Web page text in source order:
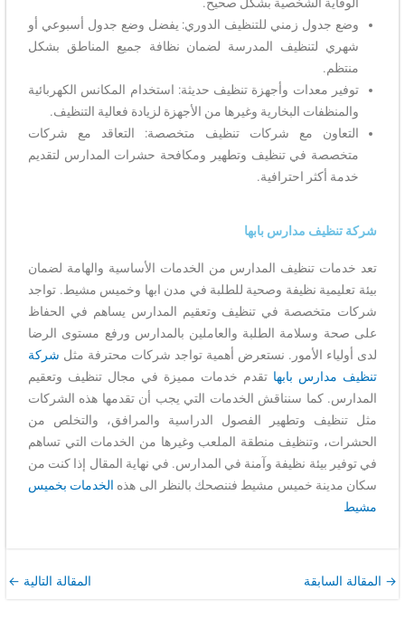
وضع جدول زمني للتنظيف الدوري: يفضل وضع جدول أسبوعي أو
شهري لتنظيف المدرسة لضمان نظافة جميع المناطق بشكل
منتظم.
توفير معدات وأجهزة تنظيف حديثة: استخدام المكانس الكهربائية
والمنظفات البخارية وغيرها من الأجهزة لزيادة فعالية التنظيف.
التعاون مع شركات تنظيف متخصصة: التعاقد مع شركات
متخصصة في تنظيف وتطهير ومكافحة حشرات المدارس لتقديم
خدمة أكثر احترافية.
شركة تنظيف مدارس بابها
تعد خدمات تنظيف المدارس من الخدمات الأساسية والهامة لضمان
بيئة تعليمية نظيفة وصحية للطلبة في مدن ابها وخميس مشيط. تواجد
شركات متخصصة في تنظيف وتعقيم المدارس يساهم في الحفاظ
على صحة وسلامة الطلبة والعاملين بالمدارس ورفع مستوى الرضا
لدى أولياء الأمور. نستعرض أهمية تواجد شركات محترفة مثل شركة
تنظيف مدارس بابها تقدم خدمات مميزة في مجال تنظيف وتعقيم
المدارس. كما سنناقش الخدمات التي يجب أن تقدمها هذه الشركات
مثل تنظيف وتطهير الفصول الدراسية والمرافق، والتخلص من
الحشرات، وتنظيف منطقة الملعب وغيرها من الخدمات التي تساهم
في توفير بيئة نظيفة وآمنة في المدارس. في نهاية المقال إذا كنت من
سكان مدينة خميس مشيط فننصحك بالنظر الى هذه الخدمات بخميس
مشيط
→ المقالة السابقة المقالة التالية ←